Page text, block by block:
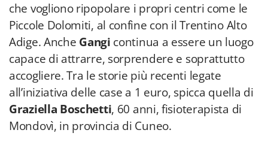
che vogliono ripopolare i propri centri come le
Piccole Dolomiti, al confine con il Trentino Alto
Adige. Anche Gangi continua a essere un luogo
capace di attrarre, sorprendere e soprattutto
accogliere. Tra le storie più recenti legate
all’iniziativa delle case a 1 euro, spicca quella di
Graziella Boschetti, 60 anni, fisioterapista di
Mondovì, in provincia di Cuneo.